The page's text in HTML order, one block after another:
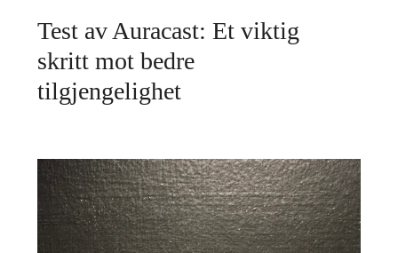
Test av Auracast: Et viktig
skritt mot bedre
tilgjengelighet